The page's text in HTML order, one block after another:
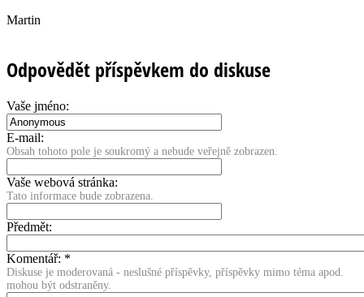
Martin
Odpovědět příspěvkem do diskuse
Vaše jméno:
E-mail:
Obsah tohoto pole je soukromý a nebude veřejně zobrazen.
Vaše webová stránka:
Tato informace bude zobrazena.
Předmět:
Komentář: *
Diskuse je moderovaná - neslušné příspěvky, příspěvky mimo téma apod.
mohou být odstraněny.